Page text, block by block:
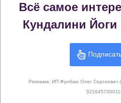
Я – женщина.
Божественная,
Основные крийи для
Книга по Кундалини Йоге
сегодняшний день сборник
Всё самое
Кундалини Йоги
Реклама: ИП Фунбаю Олег